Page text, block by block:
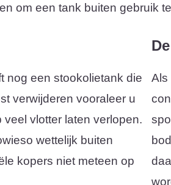
om een tank buiten gebruik
nog een stookolietank die
verwijderen vooraleer u
vlotter laten verlopen.
wettelijk buiten
kopers niet meteen op
Als